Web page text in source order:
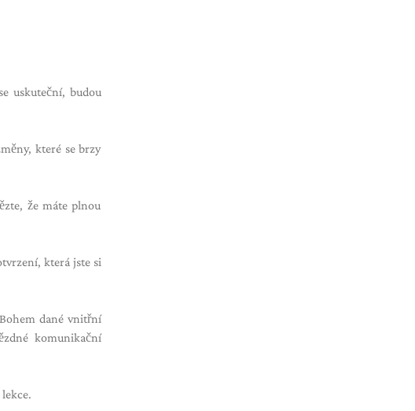
uskuteční, budou
které se brzy
že máte plnou
která jste si
dané vnitřní
komunikační